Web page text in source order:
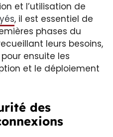
et l’utilisation de
, il est essentiel de
phases du
leurs besoins,
ensuite les
et le déploiement
des